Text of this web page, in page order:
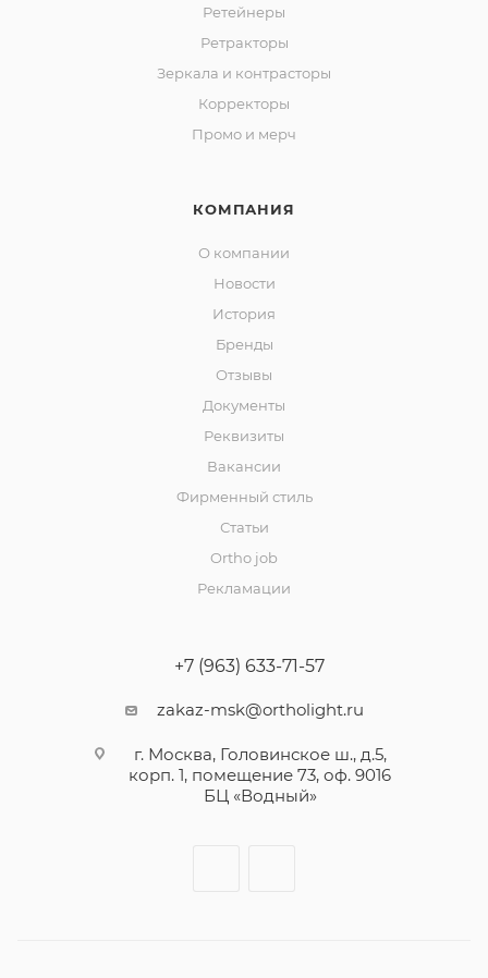
Ретейнеры
Ретракторы
Зеркала и контраcторы
Корректоры
Промо и мерч
КОМПАНИЯ
О компании
Новости
История
Бренды
Отзывы
Документы
Реквизиты
Вакансии
Фирменный стиль
Статьи
Ortho job
Рекламации
+7 (963) 633-71-57
zakaz-msk@ortholight.ru
г. Москва, Головинское ш., д.5,
корп. 1, помещение 73, оф. 9016
БЦ «Водный»